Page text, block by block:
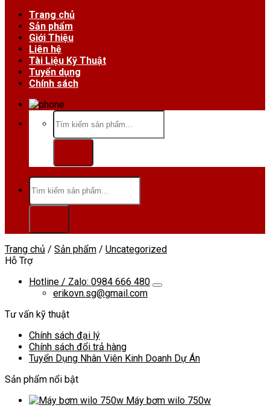
Trang chủ
Sản phẩm
Giới Thiệu
Liên hệ
Tài Liệu Kỹ Thuật
Tuyển dụng
Chính sách
Tìm
kiếm:
Tìm
kiếm:
Trang chủ / Sản phẩm / Uncategorized
Hỗ Trợ
Hotline / Zalo: 0984 666 480
erikovn.sg@gmail.com
Tư vấn kỹ thuật
Chính sách đại lý
Chính sách đổi trả hàng
Tuyển Dụng Nhân Viên Kinh Doanh Dự Án
Sản phẩm nổi bật
Máy bơm wilo 750w